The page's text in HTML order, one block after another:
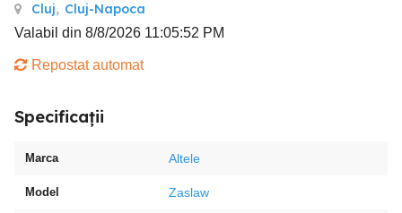
Cluj, Cluj-Napoca
Valabil din 8/8/2026 11:05:52 PM
Repostat automat
Specificații
Marca Altele
Model Zaslaw